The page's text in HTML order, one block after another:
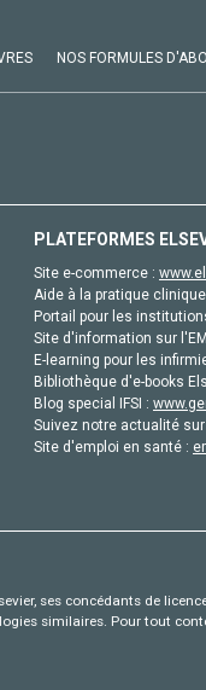
NOS FORMULES
PLATEFORMES
Site e-commerce :
Aide à la pratique
Portail pour les
Site d'information sur
E-learning pour les
Bibliothèque d'e-books
Blog special IFSI :
Suivez notre actualité
Site d'emploi en santé :
ses concédants de
similaires. Pour tout